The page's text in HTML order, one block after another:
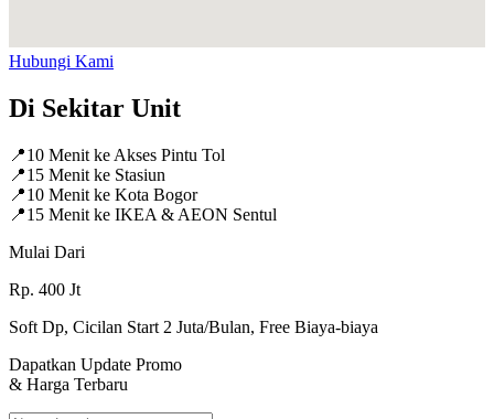
Hubungi Kami
Di Sekitar Unit
📍10 Menit ke Akses Pintu Tol
📍15 Menit ke Stasiun
📍10 Menit ke Kota Bogor
📍15 Menit ke IKEA & AEON Sentul
Mulai Dari
Rp. 400 Jt
Soft Dp, Cicilan Start 2 Juta/Bulan, Free Biaya-biaya
Dapatkan Update Promo
& Harga Terbaru